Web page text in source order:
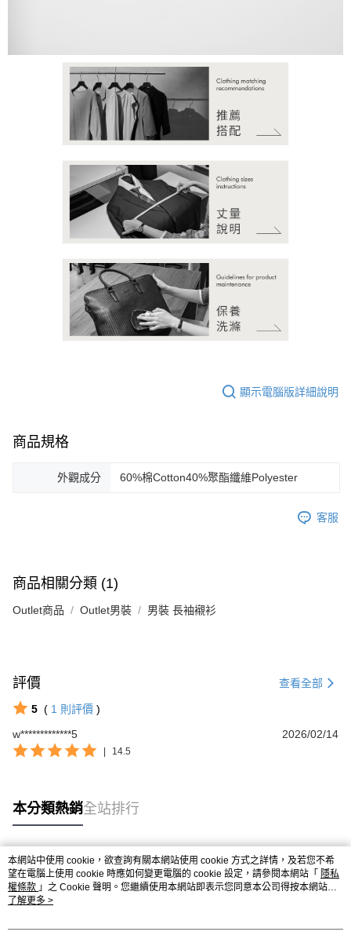
顯示電腦版詳細說明
商品規格
外觀成分 60%棉Cotton40%聚酯纖維Polyester
客服
商品相關分類 (1)
Outlet商品 Outlet男裝 男裝 長袖襯衫
評價 查看全部
5 ( 1 則評價 )
w*************5
2026/02/14
14.5
本分類熱銷全站排行
熱門標籤
本網站中使用 cookie，欲查詢有關本網站使用 cookie 方式之詳情，及若您不希
望在電腦上使用 cookie 時應如何變更電腦的 cookie 設定，請參閱本網站「 隱私
權條款 」之 Cookie 聲明。您繼續使用本網站即表示您同意本公司得按本網站使
用條款之 Cookie 聲明使用 cookie。
了解更多 >